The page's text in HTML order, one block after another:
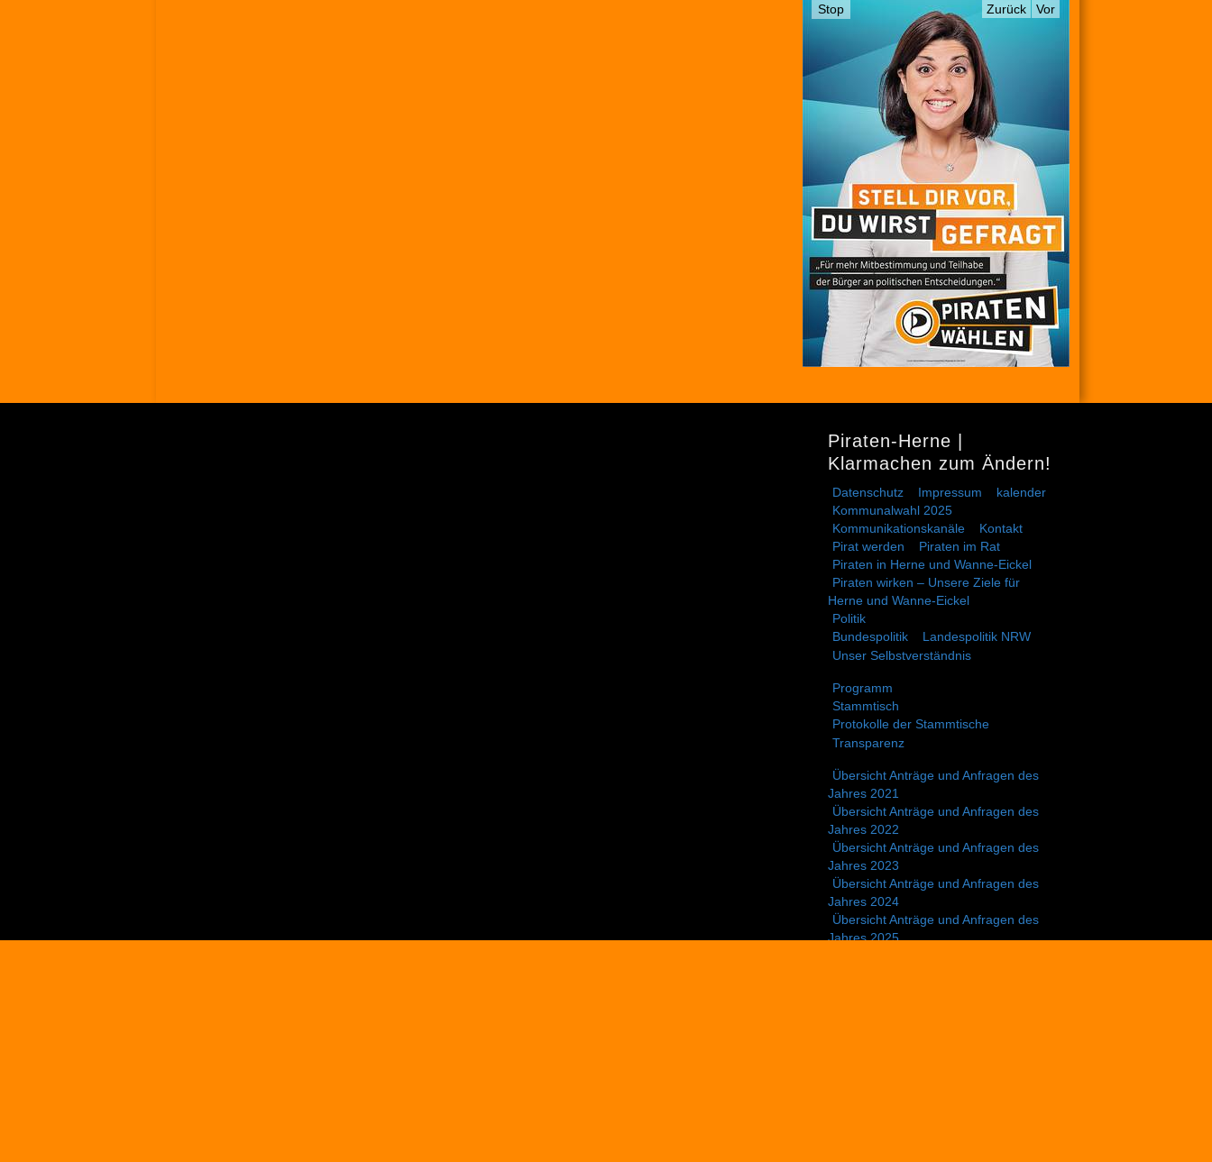
Zurück Vor
Stop
Piraten-Herne |
Klarmachen zum Ändern!
Datenschutz Impressum
kalender
Kommunalwahl 2025
Kommunikationskanäle
Kontakt
Pirat werden
Piraten im Rat
Piraten in Herne und Wanne-Eickel
Piraten wirken – Unsere Ziele für
Herne und Wanne-Eickel
Politik
Bundespolitik
Landespolitik NRW
Unser Selbstverständnis
Programm
Stammtisch
Protokolle der Stammtische
Transparenz
Übersicht Anträge und Anfragen des
Jahres 2021
Übersicht Anträge und Anfragen des
Jahres 2022
Übersicht Anträge und Anfragen des
Jahres 2023
Übersicht Anträge und Anfragen des
Jahres 2024
Übersicht Anträge und Anfragen des
Jahres 2025